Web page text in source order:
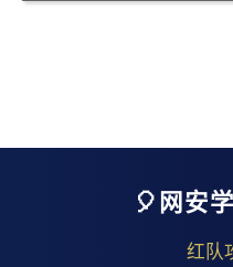
🎈网安
红队